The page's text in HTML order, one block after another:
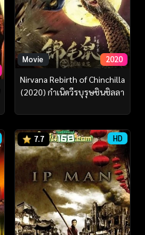
Movie 2020
Nirvana Rebirth of Chinchilla
(2020) กำเนิดวีรบุรุษชินชิลลา
7.7 HD